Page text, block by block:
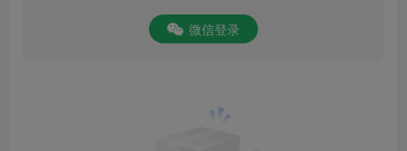
微信登录